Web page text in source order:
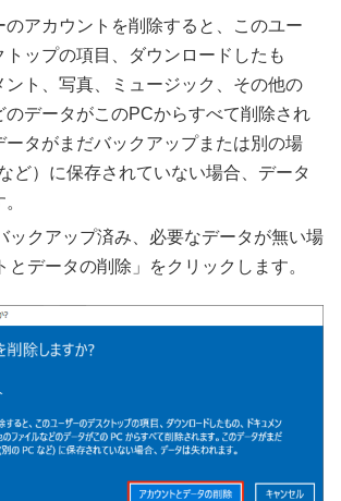
のアカウントを削除すると、このユー
トップの項目、ダウンロードしたも
ント、写真、ミュージック、その他の
のデータがこのPCからすべて削除され
ータがまだバックアップまたは別の場
ど）に保存されていない場合、データ
ックアップ済み、必要なデータが無い場
とデータの削除」をクリックします。